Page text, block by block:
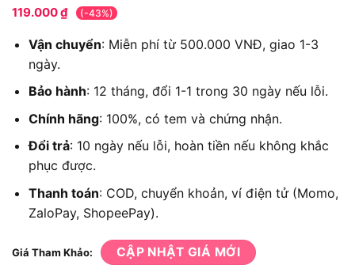
119.000₫ (-43%)
Vận chuyển: Miễn phí từ 500.000 VNĐ, giao 1-3
ngày.
Bảo hành: 12 tháng, đổi 1-1 trong 30 ngày nếu lỗi.
Chính hãng: 100%, có tem và chứng nhận.
Đổi trả: 10 ngày nếu lỗi, hoàn tiền nếu không khắc
phục được.
Thanh toán: COD, chuyển khoản, ví điện tử (Momo,
ZaloPay, ShopeePay).
Giá Tham Khảo: CẬP NHẬT GIÁ MỚI